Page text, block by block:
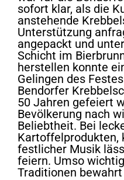
sofort klar, als die
anstehende
Unterstützung
angepackt und
Schicht im
herstellen konnte
Gelingen des
Bendorfer
50 Jahren gefeiert
Bevölkerung nach
Beliebtheit. Bei
Kartoffelprodukten,
festlicher Musik
feiern. Umso
Traditionen